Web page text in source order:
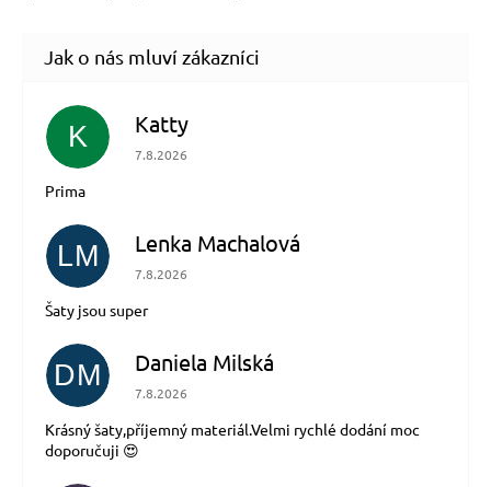
K Katty
Hodnocení obchodu je 5 z 5 hvězdiček.
7.8.2026
Prima
LM Lenka Machalová
Hodnocení obchodu je 5 z 5 hvězdiček.
7.8.2026
Šaty jsou super
DM Daniela Milská
Hodnocení obchodu je 5 z 5 hvězdiček.
7.8.2026
Krásný šaty,příjemný materiál.Velmi rychlé dodání moc
doporučuji 😍